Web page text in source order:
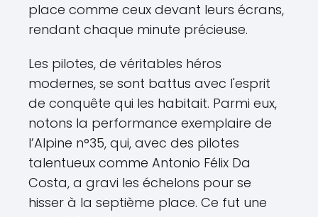
place comme ceux devant leurs écrans,
rendant chaque minute précieuse.
Les pilotes, de véritables héros
modernes, se sont battus avec l'esprit
de conquête qui les habitait. Parmi eux,
notons la performance exemplaire de
l’Alpine n°35, qui, avec des pilotes
talentueux comme Antonio Félix Da
Costa, a gravi les échelons pour se
hisser à la septième place. Ce fut une